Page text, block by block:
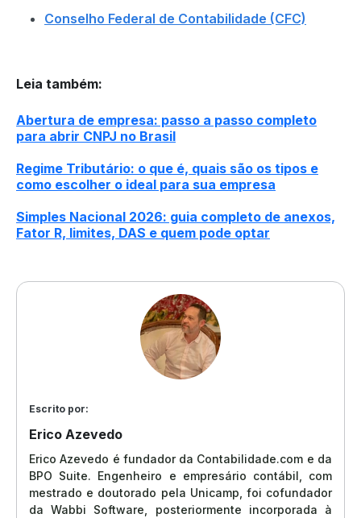
Conselho Federal de Contabilidade (CFC)
Leia também:
Abertura de empresa: passo a passo completo
para abrir CNPJ no Brasil
Regime Tributário: o que é, quais são os tipos e
como escolher o ideal para sua empresa
Simples Nacional 2026: guia completo de anexos,
Fator R, limites, DAS e quem pode optar
Escrito por:
Erico Azevedo
Erico Azevedo é fundador da Contabilidade.com e da
BPO Suite. Engenheiro e empresário contábil, com
mestrado e doutorado pela Unicamp, foi cofundador
da Wabbi Software, posteriormente incorporada à